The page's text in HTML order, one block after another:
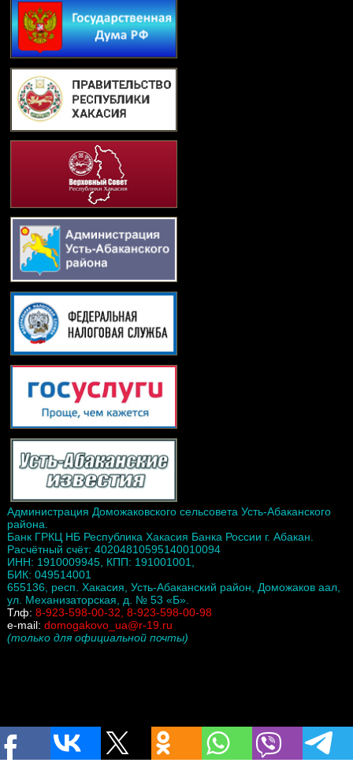
Администрация Доможаковского сельсовета Усть-Абаканского
района.
Банк ГРКЦ НБ Республика Хакасия Банка России г. Абакан.
Расчётный счёт: 40204810595140010094
ИНН: 1910009945, КПП: 191001001,
БИК: 049514001
655136, респ. Хакасия, Усть-Абаканский район, Доможаков аал,
ул. Механизаторская, д. № 53 «Б».
Тлф: 8-923-598-00-32, 8-923-598-00-98
e-mail: domogakovo_ua@r-19.ru
(только для официальной почты)